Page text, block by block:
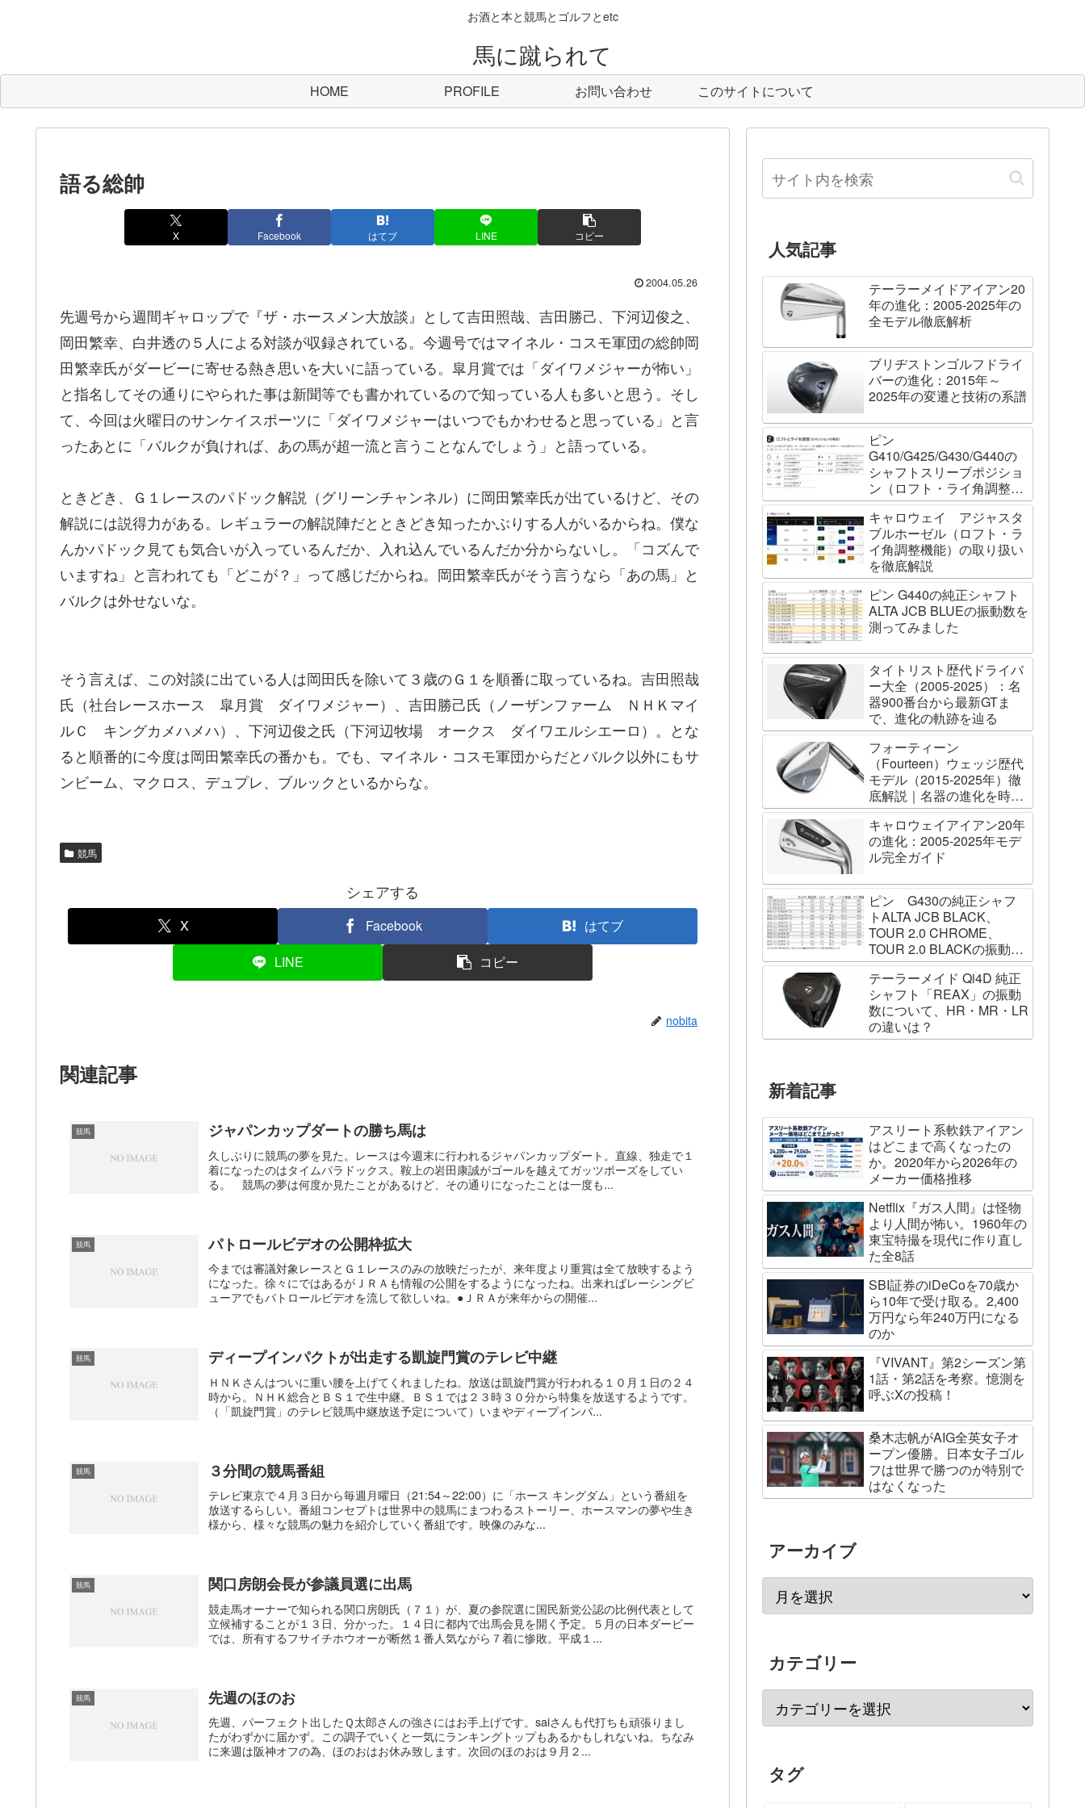
お酒と本と競馬とゴルフとetc
馬に蹴られて
HOME PROFILE お問い合わせ このサイトについて
語る総帥
X Facebook はてブ LINE コピー
2004.05.26
先週号から週間ギャロップで『ザ・ホースメン大放談』として吉田照哉、吉田勝己、下河辺俊之、
岡田繁幸、白井透の５人による対談が収録されている。今週号ではマイネル・コスモ軍団の総帥岡
田繁幸氏がダービーに寄せる熱き思いを大いに語っている。皐月賞では「ダイワメジャーが怖い」
と指名してその通りにやられた事は新聞等でも書かれているので知っている人も多いと思う。そし
て、今回は火曜日のサンケイスポーツに「ダイワメジャーはいつでもかわせると思っている」と言
ったあとに「バルクが負ければ、あの馬が超一流と言うことなんでしょう」と語っている。
ときどき、Ｇ１レースのパドック解説（グリーンチャンネル）に岡田繁幸氏が出ているけど、その
解説には説得力がある。レギュラーの解説陣だとときどき知ったかぶりする人がいるからね。僕な
んかパドック見ても気合いが入っているんだか、入れ込んでいるんだか分からないし。「コズんで
いますね」と言われても「どこが？」って感じだからね。岡田繁幸氏がそう言うなら「あの馬」と
バルクは外せないな。
そう言えば、この対談に出ている人は岡田氏を除いて３歳のＧ１を順番に取っているね。吉田照哉
氏（社台レースホース 皐月賞 ダイワメジャー）、吉田勝己氏（ノーザンファーム ＮＨＫマイ
ルＣ キングカメハメハ）、下河辺俊之氏（下河辺牧場 オークス ダイワエルシエーロ）。とな
ると順番的に今度は岡田繁幸氏の番かも。でも、マイネル・コスモ軍団からだとバルク以外にもサ
ンビーム、マクロス、デュプレ、ブルックといるからな。
競馬
シェアする
X Facebook
はてブ
LINE
コピー
nobita
関連記事
競馬 ジャパンカップダートの勝ち馬は
久しぶりに競馬の夢を見た。レースは今週末に行われるジャパンカップダート。直線、独走で１
着になったのはタイムパラドックス。鞍上の岩田康誠がゴールを越えてガッツポーズをしてい
る。 競馬の夢は何度か見たことがあるけど、その通りになったことは一度も...
競馬 パトロールビデオの公開枠拡大
今までは審議対象レースとＧ１レースのみの放映だったが、来年度より重賞は全て放映するよう
になった。徐々にではあるがＪＲＡも情報の公開をするようになったね。出来ればレーシングビ
ューアでもパトロールビデオを流して欲しいね。●ＪＲＡが来年からの開催...
競馬 ディープインパクトが出走する凱旋門賞のテレビ中継
ＨＮＫさんはついに重い腰を上げてくれましたね。放送は凱旋門賞が行われる１０月１日の２４
時から。ＮＨＫ総合とＢＳ１で生中継。ＢＳ１では２３時３０分から特集を放送するようです。
（「凱旋門賞」のテレビ競馬中継放送予定について）いまやディープインパ...
競馬 ３分間の競馬番組
テレビ東京で４月３日から毎週月曜日（21:54～22:00）に「ホース キングダム」という番組を
放送するらしい。番組コンセプトは世界中の競馬にまつわるストーリー、ホースマンの夢や生き
様から、様々な競馬の魅力を紹介していく番組です。映像のみな...
競馬 関口房朗会長が参議員選に出馬
競走馬オーナーで知られる関口房朗氏（７１）が、夏の参院選に国民新党公認の比例代表として
立候補することが１３日、分かった。１４日に都内で出馬会見を開く予定。５月の日本ダービー
では、所有するフサイチホウオーが断然１番人気ながら７着に惨敗。平成１...
競馬 先週のほのお
先週、パーフェクト出したＱ太郎さんの強さにはお手上げです。saiさんも代打ちも頑張りまし
たがわずかに届かず。この調子でいくと一気にランキングトップもあるかもしれないね。ちなみ
に来週は阪神オフの為、ほのおはお休み致します。次回のほのおは９月２...
人気記事
テーラーメイドアイアン20
年の進化：2005-2025年の
全モデル徹底解析
ブリヂストンゴルフドライ
バーの進化：2015年～
2025年の変遷と技術の系譜
ピン
G410/G425/G430/G440の
シャフトスリーブポジショ
ン（ロフト・ライ角調整機
能）について
キャロウェイ アジャスタ
ブルホーゼル（ロフト・ラ
イ角調整機能）の取り扱い
を徹底解説
ピン G440の純正シャフト
ALTA JCB BLUEの振動数を
測ってみました
タイトリスト歴代ドライバ
ー大全（2005-2025）：名
器900番台から最新GTま
で、進化の軌跡を辿る
フォーティーン
（Fourteen）ウェッジ歴代
モデル（2015-2025年）徹
底解説｜名器の進化を時系
列で辿る
キャロウェイアイアン20年
の進化：2005-2025年モデ
ル完全ガイド
ピン G430の純正シャフ
トALTA JCB BLACK、
TOUR 2.0 CHROME、
TOUR 2.0 BLACKの振動数
を測ってみました
テーラーメイド Qi4D 純正
シャフト「REAX」の振動
数について、HR・MR・LR
の違いは？
新着記事
アスリート系軟鉄アイアン
はどこまで高くなったの
か。2020年から2026年の
メーカー価格推移
Netflix『ガス人間』は怪物
より人間が怖い。1960年の
東宝特撮を現代に作り直し
た全8話
SBI証券のiDeCoを70歳か
ら10年で受け取る。2,400
万円なら年240万円になる
のか
『VIVANT』第2シーズン第
1話・第2話を考察。憶測を
呼ぶXの投稿！
桑木志帆がAIG全英女子オ
ープン優勝。日本女子ゴル
フは世界で勝つのが特別で
はなくなった
アーカイブ
カテゴリー
タグ